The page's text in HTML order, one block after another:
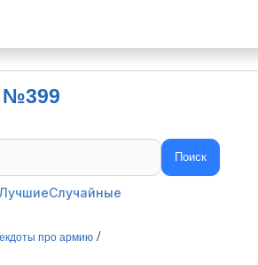
№399
Поиск
ЛучшиеСлучайные
про армию /